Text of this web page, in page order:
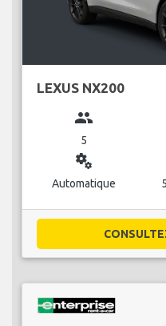
LEXUS NX200
group
5
miscellaneous_services
Automatique